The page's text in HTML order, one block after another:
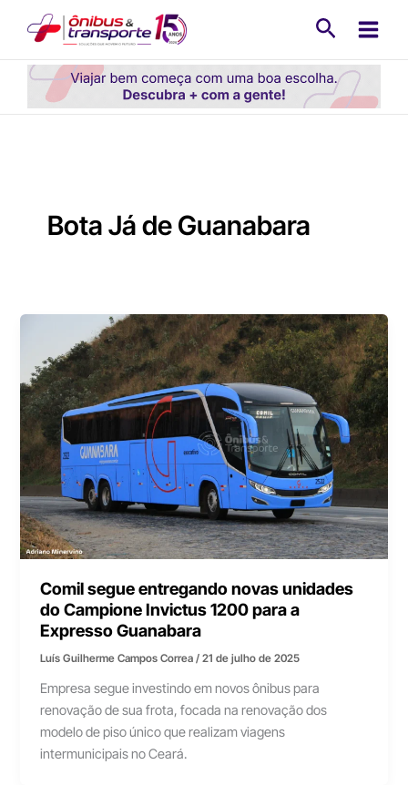
conteúdo
Bota Já de Guanabara
Comil segue entregando novas unidades
do Campione Invictus 1200 para a
Expresso Guanabara
Luís Guilherme Campos Correa/21 de julho de 2025
Empresa segue investindo em novos ônibus para
renovação de sua frota, focada na renovação dos
modelo de piso único que realizam viagens
intermunicipais no Ceará.